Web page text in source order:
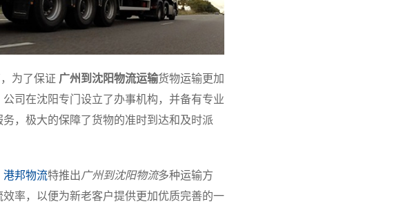
为了保证 广州到沈阳物流运输货物运输更加
司在沈阳专门设立了办事机构，并备有专业
，极大的保障了货物的准时到达和及时派
港邦物流特推出广州到沈阳物流多种运输方
率，以便为新老客户提供更加优质完善的一